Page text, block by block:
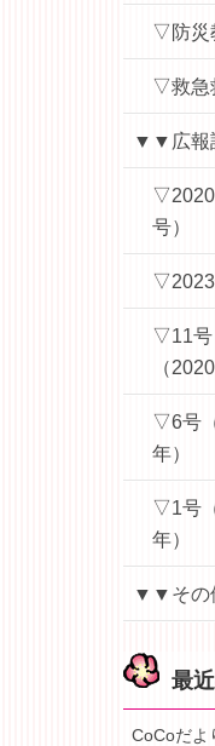
▽防災
▽救急
▼▼広報
▽2020
号）
▽2023
▽11号
（2020
▽6号
年）
▽1号
年）
▼▼その
最
CoCoだよ